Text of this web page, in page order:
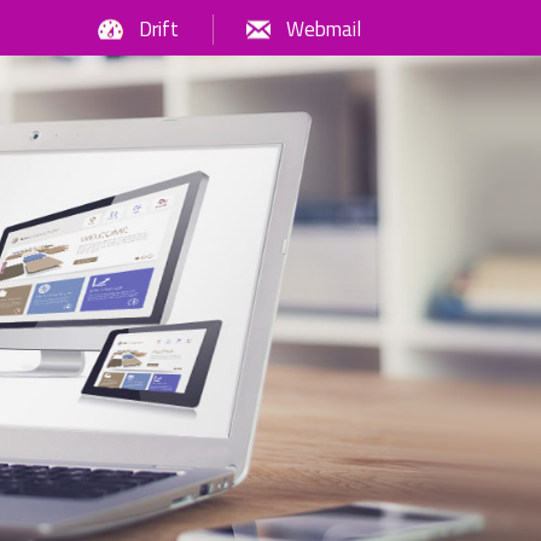
Webmail
Drift